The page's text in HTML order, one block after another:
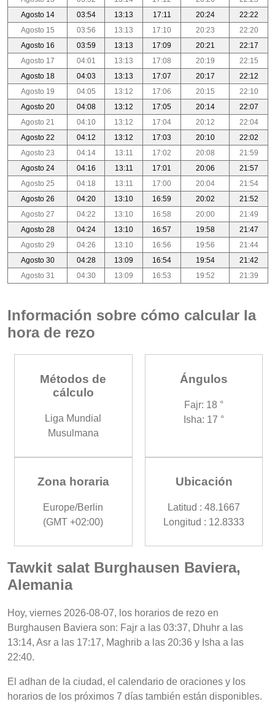
Agosto 14
03:54 13:13 17:11 20:24
22:22
Agosto 15
03:56 13:13 17:10 20:23
22:20
Agosto 16
03:59 13:13 17:09 20:21
22:17
Agosto 17
04:01 13:13 17:08 20:19
22:15
Agosto 18
04:03 13:13 17:07 20:17
22:12
Agosto 19
04:05 13:12 17:06 20:15
22:10
Agosto 20
04:08 13:12 17:05 20:14
22:07
Agosto 21
04:10 13:12 17:04 20:12
22:04
Agosto 22
04:12 13:12 17:03 20:10
22:02
Agosto 23
04:14 13:11 17:02 20:08
21:59
Agosto 24
04:16 13:11 17:01 20:06
21:57
Agosto 25
04:18 13:11 17:00 20:04
21:54
Agosto 26
04:20 13:10 16:59 20:02
21:52
Agosto 27
04:22 13:10 16:58 20:00
21:49
Agosto 28
04:24 13:10 16:57 19:58
21:47
Agosto 29
04:26 13:10 16:56 19:56
21:44
Agosto 30
04:28 13:09 16:54 19:54
21:42
Agosto 31
04:30 13:09 16:53 19:52 21:39
Información sobre cómo calcular la
hora de rezo
Métodos de
cálculo
Liga Mundial
Musulmana
Ángulos
Fajr: 18 °
Isha: 17 °
Zona horaria
Europe/Berlin
(GMT +02:00)
Ubicación
Latitud : 48.1667
Longitud : 12.8333
Tawkit salat Burghausen Baviera,
Alemania
Hoy, viernes 2026-08-07, los horarios de rezo en
Burghausen Baviera son: Fajr a las 03:37, Dhuhr a las
13:14, Asr a las 17:17, Maghrib a las 20:36 y Isha a las
22:40.
El adhan de la ciudad, el calendario de oraciones y los
horarios de los próximos 7 días también están disponibles.